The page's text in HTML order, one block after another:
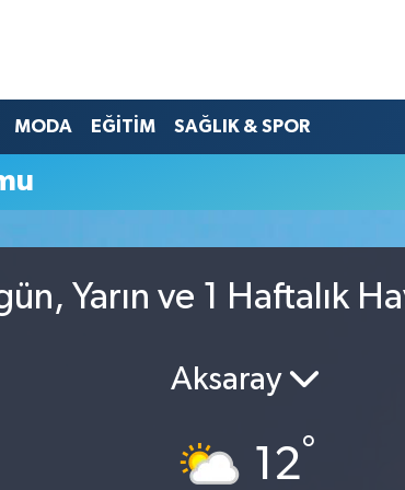
MODA EĞİTİM SAĞLIK & SPOR
Yarın ve 1 Haftalık
Aksaray
12°